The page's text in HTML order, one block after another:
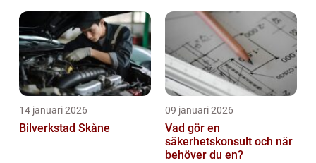
14 januari 2026
Bilverkstad Skåne
09 januari 2026
Vad gör en
säkerhetskonsult och när
behöver du en?